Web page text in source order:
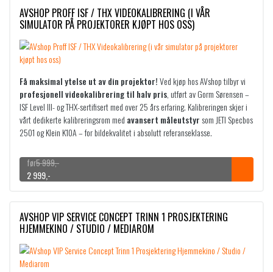
-
-
–
4
5
9
9
6
,
-
r
i
s
r
å
d
e
9
8
,
-
3
9
9
8
,
-
P
r
i
o
m
r
e
:
1
0
AVSHOP PROFF ISF / THX VIDEOKALIBRERING (I VÅR
SIMULATOR PÅ PROJEKTORER KJØPT HOS OSS)
Få maksimal ytelse ut av din projektor!Ved kjøp hos AVshop tilbyr vi
profesjonell videokalibrering til halv pris, utført av Gorm Sørensen –
ISF Level III- og THX-sertifisert med over 25 års erfaring. Kalibreringen skjer i
vårt dedikerte kalibreringsrom med avansert måleutstyrsom JETI Specbos
2501 og Klein K10A – for bildekvalitet i absolutt referanseklasse.
5 999,-
O
r
i
n
e
2 999,-
N
æ
r
n
d
AVSHOP VIP SERVICE CONCEPT TRINN 1 PROSJEKTERING
HJEMMEKINO / STUDIO / MEDIAROM